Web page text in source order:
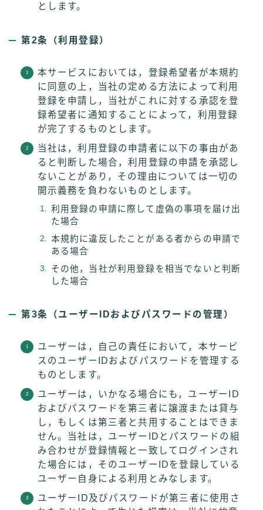
とします。
第2条（利用登録）
本サービスにおいては，登録希望者が本規約
に同意の上，当社の定める方法によって利用
登録を申請し，当社がこれに対する承認を登
録希望者に通知することによって，利用登録
が完了するものとします。
当社は，利用登録の申請者に以下の事由があ
ると判断した場合，利用登録の申請を承認し
ないことがあり，その理由については一切の
開示義務を負わないものとします。
利用登録の申請に際して虚偽の事項を届け出
た場合
本規約に違反したことがある者からの申請で
ある場合
その他，当社が利用登録を相当でないと判断
した場合
第3条（ユーザーIDおよびパスワードの管理）
ユーザーは，自己の責任において，本サービ
スのユーザーIDおよびパスワードを管理する
ものとします。
ユーザーは，いかなる場合にも，ユーザーID
およびパスワードを第三者に譲渡または貸与
し，もしくは第三者と共用することはできま
せん。当社は，ユーザーIDとパスワードの組
み合わせが登録情報と一致してログインされ
た場合には，そのユーザーIDを登録している
ユーザー自身による利用とみなします。
ユーザーID及びパスワードが第三者に使用さ